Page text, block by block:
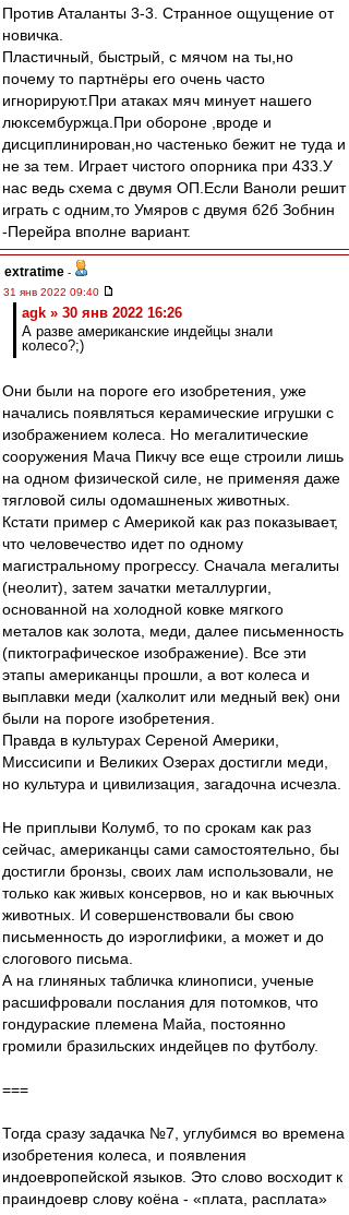
Против Аталанты 3-3. Странное ощущение от
новичка.
Пластичный, быстрый, с мячом на ты,но
почему то партнёры его очень часто
игнорируют.При атаках мяч минует нашего
люксембуржца.При обороне ,вроде и
дисциплинирован,но частенько бежит не туда и
не за тем. Играет чистого опорника при 433.У
нас ведь схема с двумя ОП.Если Ваноли решит
играть с одним,то Умяров с двумя б2б Зобнин
-Перейра вполне вариант.
extratime -
31 янв 2022 09:40
agk » 30 янв 2022 16:26
А разве американские индейцы знали
колесо?;)
Они были на пороге его изобретения, уже
начались появляться керамические игрушки с
изображением колеса. Но мегалитические
сооружения Мача Пикчу все еще строили лишь
на одном физической силе, не применяя даже
тягловой силы одомашненых животных.
Кстати пример с Америкой как раз показывает,
что человечество идет по одному
магистральному прогрессу. Сначала мегалиты
(неолит), затем зачатки металлургии,
основанной на холодной ковке мягкого
металов как золота, меди, далее письменность
(пиктографическое изображение). Все эти
этапы американцы прошли, а вот колеса и
выплавки меди (халколит или медный век) они
были на пороге изобретения.
Правда в культурах Сереной Америки,
Миссисипи и Великих Озерах достигли меди,
но культура и цивилизация, загадочна исчезла.
Не приплыви Колумб, то по срокам как раз
сейчас, американцы сами самостоятельно, бы
достигли бронзы, своих лам использовали, не
только как живых консервов, но и как вьючных
животных. И совершенствовали бы свою
письменность до иэроглифики, а может и до
слогового письма.
А на глиняных табличка клинописи, ученые
расшифровали послания для потомков, что
гондураские племена Майа, постоянно
громили бразильских индейцев по футболу.
===
Тогда сразу задачка №7, углубимся во времена
изобретения колеса, и появления
индоевропейской языков. Это слово восходит к
праиндоевр слову коёна - «плата, расплата»